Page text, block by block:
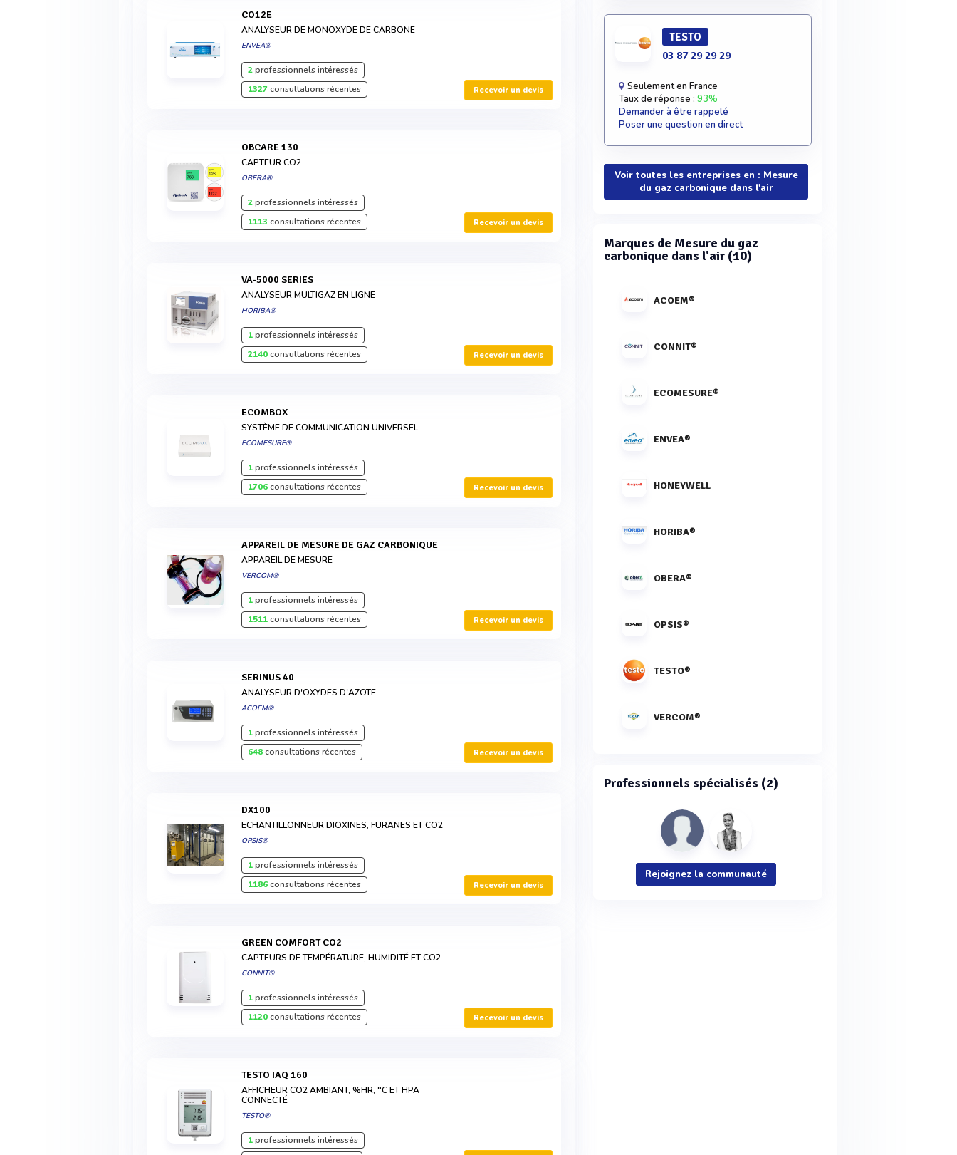
CO12E
ANALYSEUR DE MONOXYDE DE CARBONE
ENVEA®
2professionnels intéressés
1327consultations récentes Recevoir un devis
OBCARE 130
CAPTEUR CO2
OBERA®
2professionnels intéressés
1113 consultations récentes Recevoir un devis
VA-5000 SERIES
ANALYSEUR MULTIGAZ EN LIGNE
HORIBA®
1professionnels intéressés
2140consultations récentes Recevoir un devis
ECOMBOX
SYSTÈME DE COMMUNICATION UNIVERSEL
ECOMESURE®
1professionnels intéressés
1706consultations récentes Recevoir un devis
APPAREIL DE MESURE DE GAZ CARBONIQUE
APPAREIL DE MESURE
VERCOM®
1professionnels intéressés
1511consultations récentes Recevoir un devis
SERINUS 40
ANALYSEUR D'OXYDES D'AZOTE
ACOEM®
1professionnels intéressés
648consultations récentes Recevoir un devis
DX100
ECHANTILLONNEUR DIOXINES, FURANES ET CO2
OPSIS®
1professionnels intéressés
1186consultations récentes Recevoir un devis
GREEN COMFORT CO2
CAPTEURS DE TEMPÉRATURE, HUMIDITÉ ET CO2
CONNIT®
1professionnels intéressés
1120consultations récentes Recevoir un devis
TESTO IAQ 160
AFFICHEUR CO2 AMBIANT, %HR, °C ET HPA
CONNECTÉ
TESTO®
1professionnels intéressés
TESTO
03 87 29 29 29
Seulement en France
Taux de réponse : 93%
Demander à être rappelé
Poser une question en direct
Voir toutes les entreprises en : Mesure
du gaz carbonique dans l'air
Marques de Mesure du gaz
carbonique dans l'air (10)
ACOEM®
CONNIT®
ECOMESURE®
ENVEA®
HONEYWELL
HORIBA®
OBERA®
OPSIS®
TESTO®
VERCOM®
Professionnels spécialisés (2)
Rejoignez la communauté